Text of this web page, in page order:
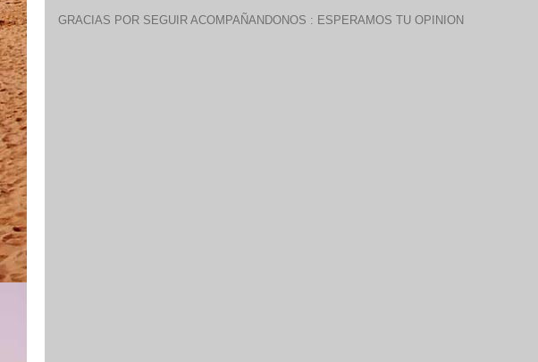
GRACIAS POR SEGUIR ACOMPAÑANDONOS : ESPERAMOS TU OPINION